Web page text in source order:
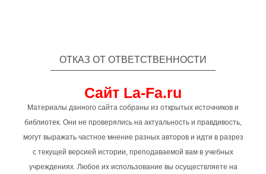
ОТКАЗ ОТ ОТВЕТСТВЕННОСТИ
Сайт La-Fa.ru
Материалы данного сайта собраны из открытых источников и
библиотек. Они не проверялись на актуальность и правдивость,
могут выражать частное мнение разных авторов и идти в разрез
с текущей версией истории, преподаваемой вам в учебных
учреждениях. Любое их использование вы осуществляете на